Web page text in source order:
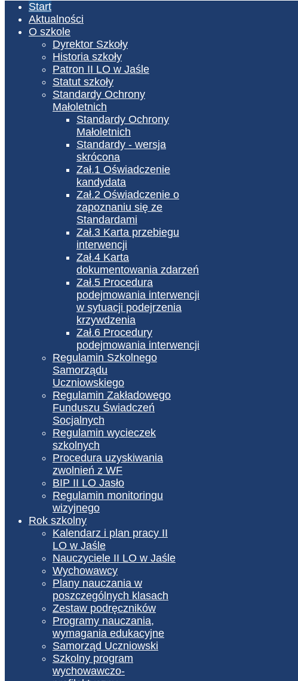
Start
Aktualności
O szkole
Dyrektor Szkoły
Historia szkoły
Patron II LO w Jaśle
Statut szkoły
Standardy Ochrony
Małoletnich
Standardy Ochrony
Małoletnich
Standardy - wersja
skrócona
Zał.1 Oświadczenie
kandydata
Zał.2 Oświadczenie o
zapoznaniu się ze
Standardami
Zał.3 Karta przebiegu
interwencji
Zał.4 Karta
dokumentowania zdarzeń
Zał.5 Procedura
podejmowania interwencji
w sytuacji podejrzenia
krzywdzenia
Zał.6 Procedury
podejmowania interwencji
Regulamin Szkolnego
Samorządu
Uczniowskiego
Regulamin Zakładowego
Funduszu Świadczeń
Socjalnych
Regulamin wycieczek
szkolnych
Procedura uzyskiwania
zwolnień z WF
BIP II LO Jasło
Regulamin monitoringu
wizyjnego
Rok szkolny
Kalendarz i plan pracy II
LO w Jaśle
Nauczyciele II LO w Jaśle
Wychowawcy
Plany nauczania w
poszczególnych klasach
Zestaw podręczników
Programy nauczania,
wymagania edukacyjne
Samorząd Uczniowski
Szkolny program
wychowawczo-